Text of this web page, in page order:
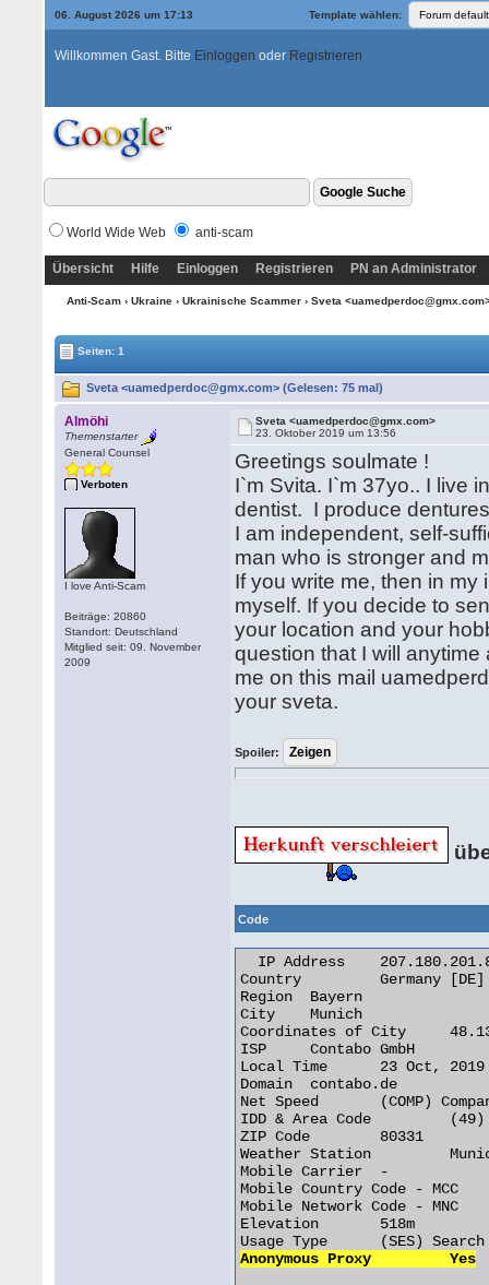
06. August 2026 um 17:13 Template wählen:
Willkommen Gast. Bitte Einloggen oder Registrieren
World Wide Web anti-scam
Übersicht Hilfe Einloggen Registrieren PN an Administrator
Anti-Scam› Ukraine› Ukrainische Scammer› Sveta
Seiten: 1
Sveta <uamedperdoc@gmx.com> (Gelesen: 75 mal)
Almöhi
Themenstarter
General Counsel
Verboten
I love Anti-Scam
Beiträge: 20860
Standort: Deutschland
Mitglied seit: 09. November
2009
Sveta <uamedperdoc@gmx.com>
23. Oktober 2019 um 13:56
Greetings soulmate !
I`m Svita. I`m 37yo.. I live
dentist. I produce
I am independent, self-
man who is stronger and
If you write me, then in
myself. If you decide to
your location and your
question that I will
me on this mail
your sveta.
Spoiler:
Code
IP Address 	207.180.201.88
Country 	Germany [DE]
Region 	Bayern
City 	Munich
Coordinates of City 	48.137430, 11.575490 (48°8'15"N   11°34'32"E)
ISP 	Contabo GmbH
Local Time 	23 Oct, 2019 01:50 PM (UTC +02:00)
Domain 	contabo.de
Net Speed 	(COMP) Company/T1
IDD & Area Code 	(49) 089
ZIP Code 	80331
Weather Station 	Munich (GMXX0087)
Mobile Carrier 	-
Mobile Country Code - MCC 	-
Mobile Network Code - MNC 	-
Elevation 	518m
Anonymous Proxy 	Yes